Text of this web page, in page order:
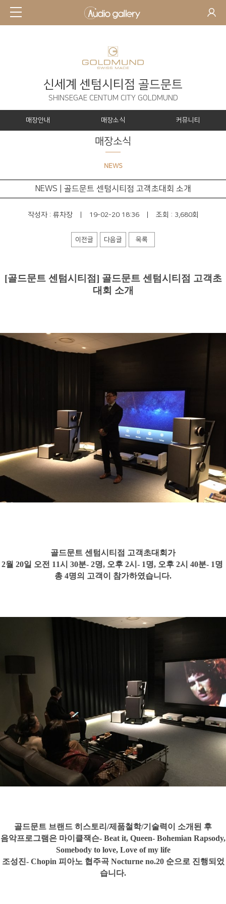
신세계 센텀시티점 골드문트
SHINSEGAE CENTUM CITY GOLDMUND
매장안내 매장소식 커뮤니티
매장소식
NEWS
NEWS | 골드문트 센텀시티점 고객초대회 소개
작성자 : 류차장 19-02-20 18:36 조회 : 3,680회
이전글 다음글 목록
​[골드문트 센텀시티점] 골드문트 센텀시티점 고객초
대회 소개
​골드문트 센텀시티점 고객초대회가
2월 20일 오전 11시 30분- 2명, 오후 2시- 1명, 오후 2시 40분- 1명
총 4명의 고객이 참가하였습니다.
골드문트 브랜드 히스토리/제품철학/기술력이 소개된 후
음악프로그램은 마이클잭슨- Beat it, Queen- Bohemian Rapsody,
Somebody to love, Love of my life
조성진- Chopin 피아노 협주곡 Nocturne no.20 순으로 진행되었
습니다.